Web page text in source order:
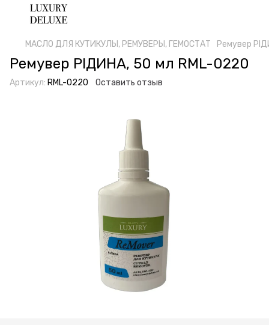
МАСЛО ДЛЯ КУТИКУЛЫ, РЕМУВЕРЫ, ГЕМОСТАТ Ремувер
Ремувер РІДИНА, 50 мл RML-0220
Артикул: RML-0220 Оставить отзыв